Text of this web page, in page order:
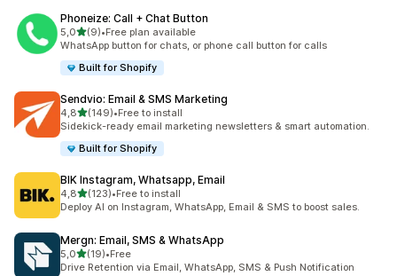
Phoneize: Call + Chat Button
5,0av 5 stjerner
(9)
Totalt 9 omtaler
•Free plan available
WhatsApp button for chats, or phone call button for calls
Built for Shopify
Sendvio: Email & SMS Marketing
4,8av 5 stjerner
(149)
Totalt 149 omtaler
•Free to install
Sidekick-ready email marketing newsletters & smart automation.
Built for Shopify
BIK Instagram, Whatsapp, Email
4,8av 5 stjerner
(123)
Totalt 123 omtaler
•Free to install
Deploy AI on Instagram, WhatsApp, Email & SMS to boost sales.
Mergn: Email, SMS & WhatsApp
5,0av 5 stjerner
(19)
Totalt 19 omtaler
•Free
Drive Retention via Email, WhatsApp, SMS & Push Notification